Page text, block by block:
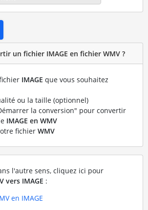
un fichier IMAGE en fichier WMV ?
IMAGE que vous souhaitez
ou la taille (optionnel)
la conversion" pour convertir
IMAGE en WMV
fichier WMV
l'autre sens, cliquez ici pour
vers IMAGE :
en IMAGE